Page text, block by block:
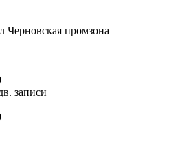
Черновская промзона
записи